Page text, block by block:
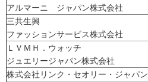
アルマーニ ジャパン株式会社
三共生興
ファッションサービス株式会社
ＬＶＭＨ．ウォッチ
ジュエリージャパン株式会社
株式会社リンク・セオリー・ジャパン